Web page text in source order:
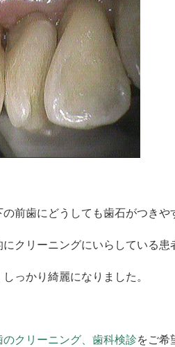
前歯にどうしても歯石がつきや
クリーニングにいらしている患
っかり綺麗になりました。
クリーニング、歯科検診をご希